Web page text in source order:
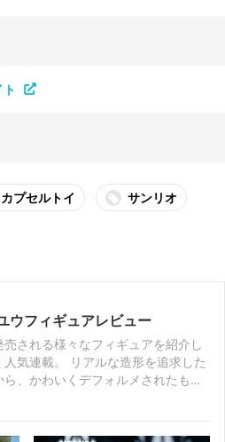
カプセルトイ サンリオ
ウフィギュアレビュー
売される様々なフィギュアを紹介し
リアルな造形を追求した
ら、かわいくデフォルメされたもの